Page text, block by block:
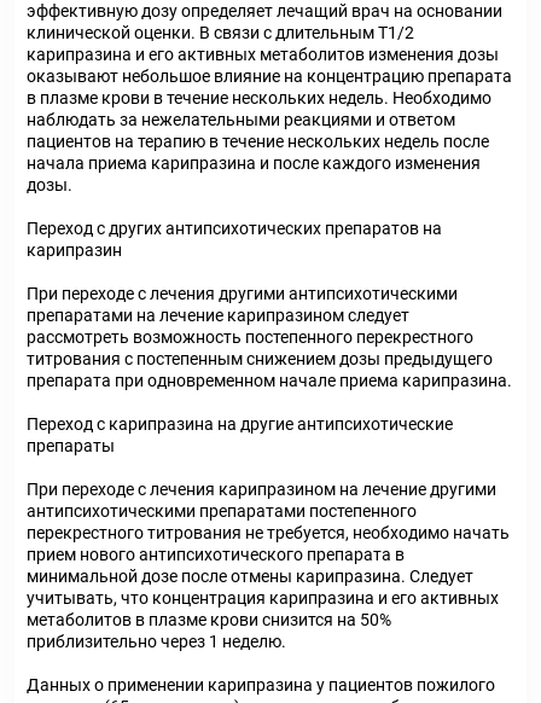
эффективную дозу определяет лечащий врач на основании
клинической оценки. В связи с длительным Т1/2
карипразина и его активных метаболитов изменения дозы
оказывают небольшое влияние на концентрацию препарата
в плазме крови в течение нескольких недель. Необходимо
наблюдать за нежелательными реакциями и ответом
пациентов на терапию в течение нескольких недель после
начала приема карипразина и после каждого изменения
дозы.
Переход с других антипсихотических препаратов на
карипразин
При переходе с лечения другими антипсихотическими
препаратами на лечение карипразином следует
рассмотреть возможность постепенного перекрестного
титрования с постепенным снижением дозы предыдущего
препарата при одновременном начале приема карипразина.
Переход с карипразина на другие антипсихотические
препараты
При переходе с лечения карипразином на лечение другими
антипсихотическими препаратами постепенного
перекрестного титрования не требуется, необходимо начать
прием нового антипсихотического препарата в
минимальной дозе после отмены карипразина. Следует
учитывать, что концентрация карипразина и его активных
метаболитов в плазме крови снизится на 50%
приблизительно через 1 неделю.
Данных о применении карипразина у пациентов пожилого